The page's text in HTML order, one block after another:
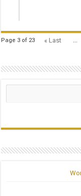
Page 3 of 23 ...
Last »